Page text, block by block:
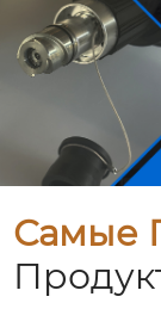
Самые